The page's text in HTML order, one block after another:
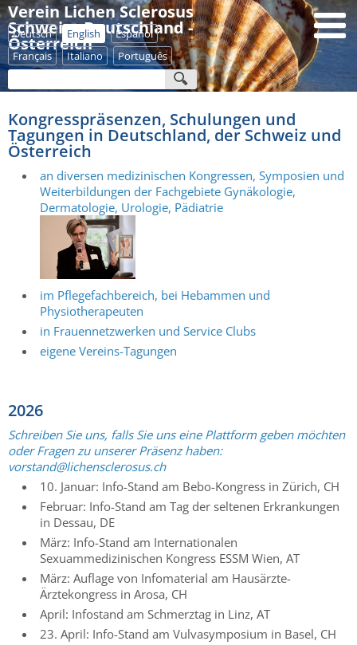
Verein Lichen Sclerosus
Schweiz - Deutschland -
Österreich
Deutsch English
Español
Français
Italiano Português
Kongresspräsenzen, Schulungen und
Tagungen in Deutschland, der Schweiz und
Österreich
an diversen medizinischen Kongressen, Symposien und
Weiterbildungen der Fachgebiete Gynäkologie,
Dermatologie, Urologie, Pädiatrie
im Pflegefachbereich, bei Hebammen und
Physiotherapeuten
in Frauennetzwerken und Service Clubs
eigene Vereins-Tagungen
2026
Schreiben Sie uns, falls Sie uns eine Plattform geben möchten
oder Fragen zu unserer Präsenz haben:
vorstand@lichensclerosus.ch
10. Januar: Info-Stand am Bebo-Kongress in Zürich, CH
Februar: Info-Stand am Tag der seltenen Erkrankungen
in Dessau, DE
März: Info-Stand am Internationalen
Sexuammedizinischen Kongress ESSM Wien, AT
März: Auflage von Infomaterial am Hausärzte-
Ärztekongress in Arosa, CH
April: Infostand am Schmerztag in Linz, AT
23. April: Info-Stand am Vulvasymposium in Basel, CH